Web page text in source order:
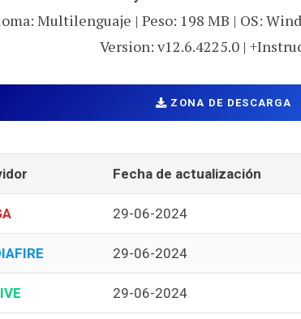
Multilenguaje | Peso: 198 MB | OS:
Version: v12.6.4225.0 |
ZONA DE DESCARGA
Fecha de actualización
29-06-2024
29-06-2024
29-06-2024